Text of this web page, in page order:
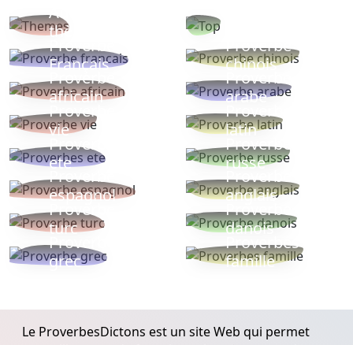
Autres
thèmes
Proverbe
Français
Proverbe
chinois
Proverbe
africain
Proverbe
arabe
Proverbe
vie
Proverbe
latin
Proverbes
ete
Proverbe
russe
Proverbe
espagnol
Proverbe
anglais
Proverbe
turc
Proverbe
danois
Proverbe
grec
Proverbes
famille
Le ProverbesDictons est un site Web qui permet